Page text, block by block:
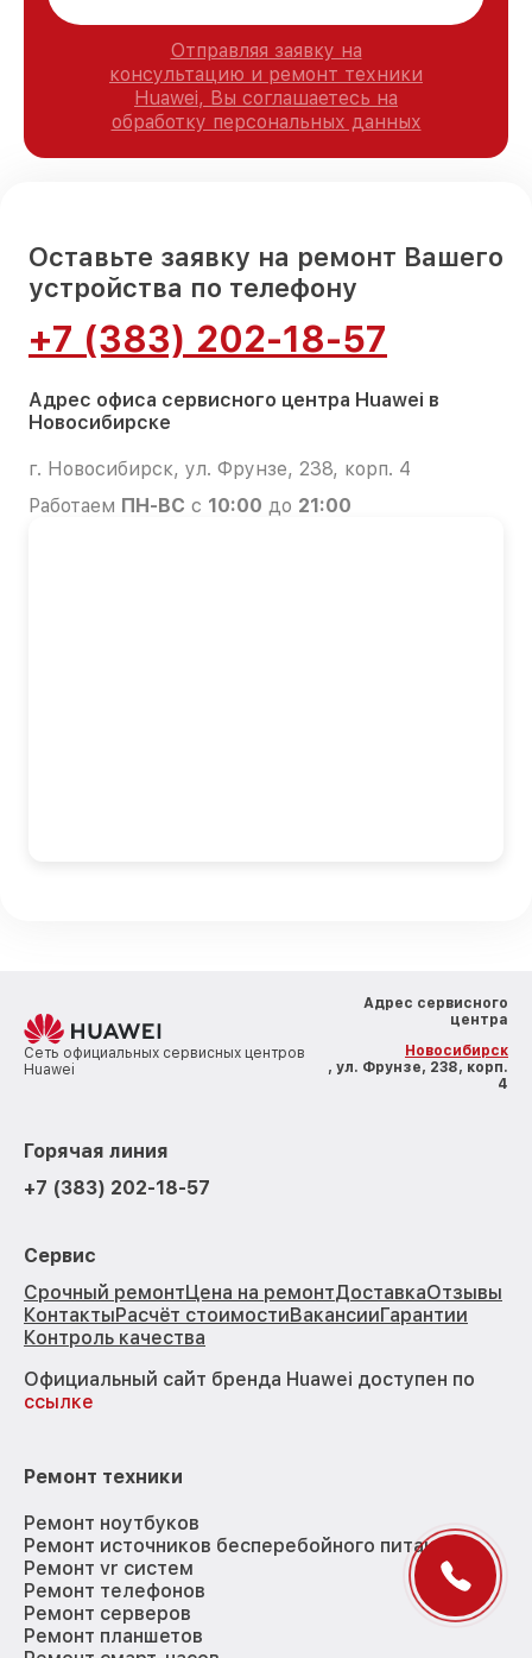
Отправляя заявку на
консультацию и ремонт техники
Huawei, Вы соглашаетесь на
обработку персональных данных
Оставьте заявку на ремонт Вашего
устройства по телефону
+7 (383) 202-18-57
Адрес офиса сервисного центра Huawei в
Новосибирске
г. Новосибирск, ул. Фрунзе, 238, корп. 4
Работаем ПН-ВС с 10:00 до 21:00
Сеть официальных сервисных центров
Huawei
Адрес сервисного
центра
Новосибирск
, ул. Фрунзе, 238, корп.
4
Горячая линия
+7 (383) 202-18-57
Сервис
Срочный ремонтЦена на ремонтДоставкаОтзывы
КонтактыРасчёт стоимостиВакансииГарантии
Контроль качества
Официальный сайт бренда Huawei доступен по
ссылке
Ремонт техники
Ремонт ноутбуков
Ремонт источников бесперебойного питания
Ремонт vr систем
Ремонт телефонов
Ремонт серверов
Ремонт планшетов